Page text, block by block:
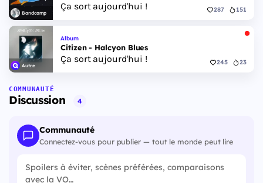
Bandcamp
Ça sort aujourd'hui ! 287 151
Autre
Album
Citizen - Halcyon Blues
Ça sort aujourd'hui ! 245 23
COMMUNAUTÉ
Discussion 4
Communauté
Connectez-vous pour publier — tout le monde peut lire